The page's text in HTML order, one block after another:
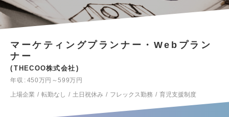
マーケティングプランナー・Webプラン
ナー
THECOO株式会社
年収
450万円～599万円
上場企業
転勤なし 土日祝休み フレックス勤務 育児支援制度